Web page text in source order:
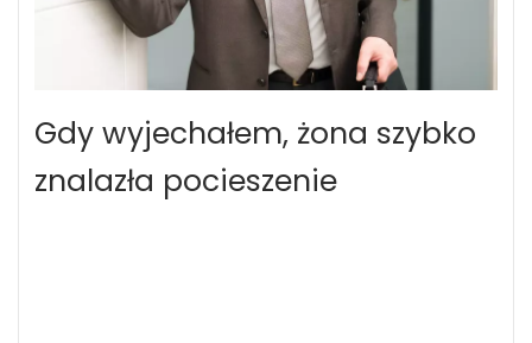
Gdy wyjechałem, żona szybko
znalazła pocieszenie